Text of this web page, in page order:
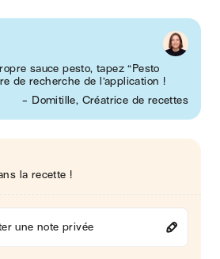
sauce pesto, tapez “Pesto
de recherche de l’application !
- Domitille, Créatrice de recettes
la recette !
une note privée